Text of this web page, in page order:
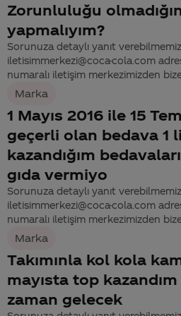
Zorunluluğu
yapmalıyım?
Sorunuza detaylı yanıt
iletisimmerkezi@coca-cola.com
numaralı iletişim merkezimizden
Marka
1 Mayıs 2016 ile 15
geçerli olan bedava 1
kazandığım
gıda vermiyo
Sorunuza detaylı yanıt
iletisimmerkezi@coca-cola.com
numaralı iletişim merkezimizden
Marka
Takımınla kol kola
mayısta top
zaman gelecek